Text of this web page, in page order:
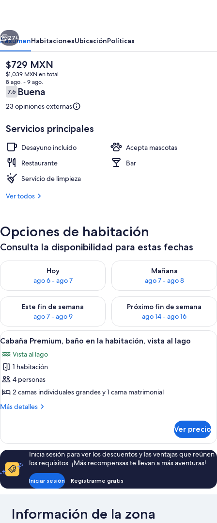
Cabaña Premium, baño en la
Siguiente
27+
ResumenHabitacionesUbicaciónPolíticas
El
precio
actual
es
de
$729 MXN
$729 MXN
$1,039 MXN en total
8 ago. - 9 ago.
Opiniones
7.67.6 de 10,
Buena
23 opiniones externas
Servicios principales
Desayuno incluido
Acepta mascotas
Restaurante
Bar
Servicio de limpieza
Ver todos
Opciones de habitación
Consulta la disponibilidad para estas fechas
Hoy
ago 6 - ago 7
Consulta la disponibilidad para hoy ago 6 - ago 7
Mañana
ago 7 - ago 8
Consulta la disponibilidad
Este fin de semana
ago 7 - ago 9
Consulta la disponibilidad para este fin de semana ago 7 -
Próximo fin de semana
ago 14 - ago 16
Consulta la disponibilidad
Abrir
todas
las
fotos
de
Cabaña
Premium,
la
habitación,
vista
al
lago
Una habitación con un amplio
6
Cabaña Premium, baño en la habitación, vista al lago
Vista al lago
1 habitación
4 personas
2 camas individuales grandes y 1 cama matrimonial
Más detalles
Más
Premium,
baño
en
habitación,
vista
Ver precio
Inicia sesión para ver los descuentos y las ventajas que reúnen
los requisitos. ¡Más recompensas te llevan a más aventuras!
Iniciar sesión Registrarme gratis
Información de la zona